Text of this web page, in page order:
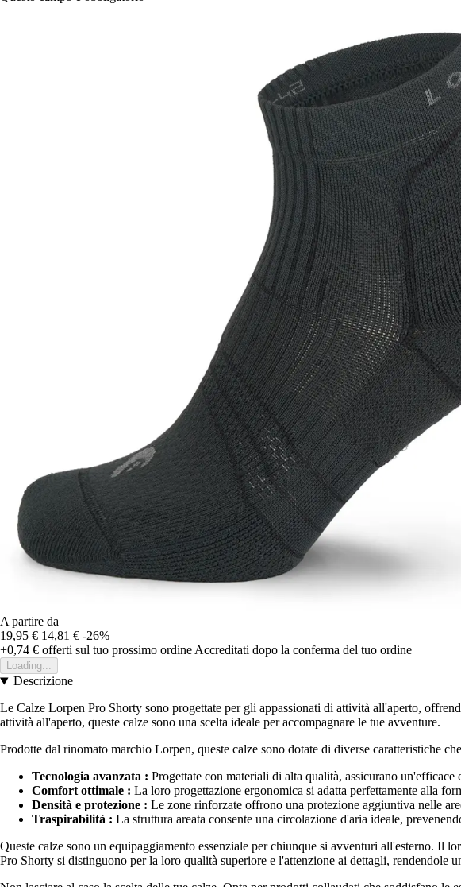
A partire da
19,95 € 14,81 € -26%
+0,74 € offerti sul tuo prossimo ordine Accreditati dopo la conferma del tuo ordine
Loading...
Descrizione
Le Calze Lorpen Pro Shorty sono progettate per gli appassionati di attività all'aperto,
attività all'aperto, queste calze sono una scelta ideale per accompagnare le tue avventure.
Prodotte dal rinomato marchio Lorpen, queste calze sono dotate di diverse caratteristiche
Tecnologia avanzata : Progettate con materiali di alta qualità, assicurano
Comfort ottimale : La loro progettazione ergonomica si adatta perfettamente alla
Densità e protezione : Le zone rinforzate offrono una protezione aggiuntiva nelle
Traspirabilità : La struttura areata consente una circolazione d'aria ideale,
Queste calze sono un equipaggiamento essenziale per chiunque si avventuri all'esterno.
Pro Shorty si distinguono per la loro qualità superiore e l'attenzione ai dettagli, rendendole